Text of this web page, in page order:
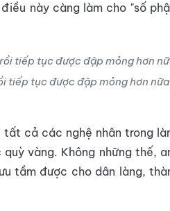
này càng làm cho "số
tiếp tục được đập mỏng hơn
tất cả các nghệ nhân trong
vàng. Không những thế,
tầm được cho dân làng,